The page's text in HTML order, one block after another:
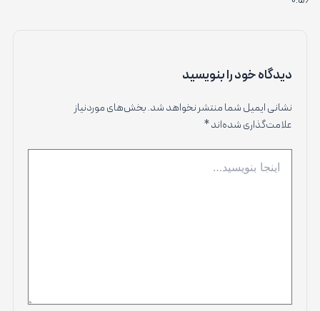
دیدگاه‌ خود را بنویسید
نشانی ایمیل شما منتشر نخواهد شد.بخش‌های موردنیاز
علامت‌گذاری شده‌اند*
اینجا
بنویسید…